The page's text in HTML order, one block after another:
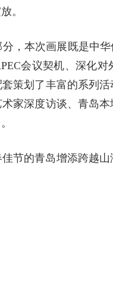
。
，本次画展既是中
会议契机、深化
策划了丰富的系列
家深度访谈、青岛
节的青岛增添跨越